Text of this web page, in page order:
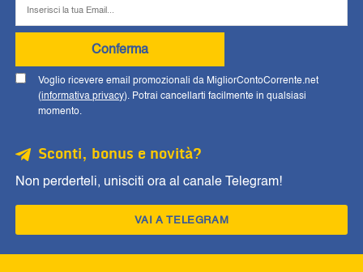
Conferma
Voglio ricevere email promozionali da MigliorContoCorrente.net
(informativa privacy). Potrai cancellarti facilmente in qualsiasi
momento.
Sconti, bonus e novità?
Non perderteli, unisciti ora al canale Telegram!
VAI A TELEGRAM